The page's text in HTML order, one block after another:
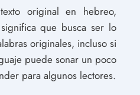
original en hebreo,
que busca ser lo
originales, incluso si
puede sonar un poco
para algunos lectores.